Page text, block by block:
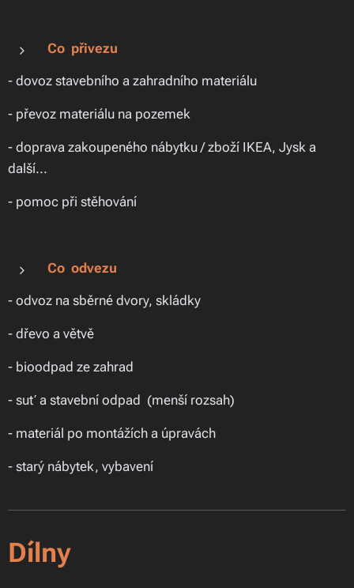
Co přivezu
- dovoz stavebního a zahradního materiálu
- převoz materiálu na pozemek
- doprava zakoupeného nábytku / zboží IKEA, Jysk a
další...
- pomoc při stěhování
Co odvezu
- odvoz na sběrné dvory, skládky
- dřevo a větvě
- bioodpad ze zahrad
- suť a stavební odpad (menší rozsah)
- materiál po montážích a úpravách
- starý nábytek, vybavení
Dílny